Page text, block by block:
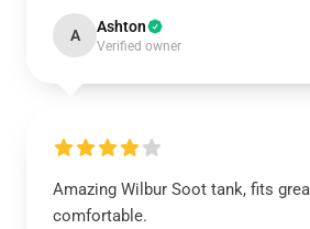
A Ashton
Verified owner
Amazing Wilbur Soot tank, fits
comfortable.